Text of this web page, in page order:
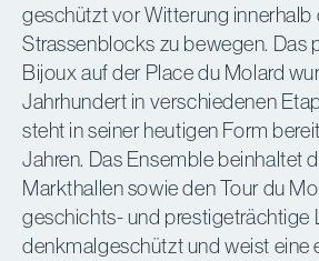
geschützt vor Witterung innerhalb
Strassenblocks zu bewegen. Das
Bijoux auf der Place du Molard
Jahrhundert in verschiedenen
steht in seiner heutigen Form
Jahren. Das Ensemble beinhaltet
Markthallen sowie den Tour du
geschichts- und prestigeträchtige
denkmalgeschützt und weist eine